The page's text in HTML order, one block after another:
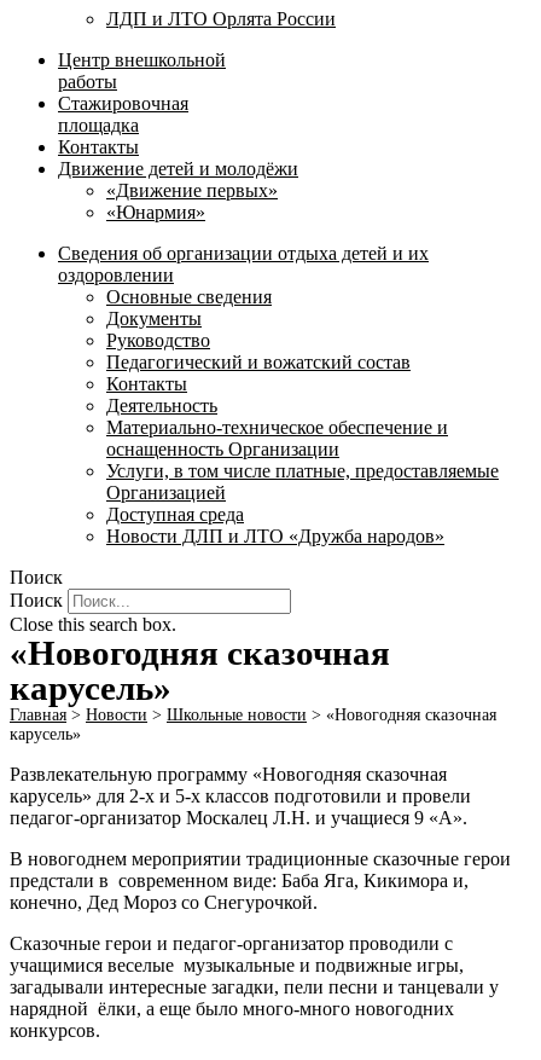
ЛДП и ЛТО Орлята России
Центр внешкольной
работы
Стажировочная
площадка
Контакты
Движение детей и молодёжи
«Движение первых»
«Юнармия»
Сведения об организации отдыха детей и их
оздоровлении
Основные сведения
Документы
Руководство
Педагогический и вожатский состав
Контакты
Деятельность
Материально-техническое обеспечение и
оснащенность Организации
Услуги, в том числе платные, предоставляемые
Организацией
Доступная среда
Новости ДЛП и ЛТО «Дружба народов»
Поиск
Поиск
Close this search box.
«Новогодняя сказочная
карусель»
Главная > Новости > Школьные новости > «Новогодняя сказочная
карусель»
Развлекательную программу «Новогодняя сказочная
карусель» для 2-х и 5-х классов подготовили и провели
педагог-организатор Москалец Л.Н. и учащиеся 9 «А».
В новогоднем мероприятии традиционные сказочные герои
предстали в современном виде: Баба Яга, Кикимора и,
конечно, Дед Мороз со Снегурочкой.
Сказочные герои и педагог-организатор проводили с
учащимися веселые музыкальные и подвижные игры,
загадывали интересные загадки, пели песни и танцевали у
нарядной ёлки, а еще было много-много новогодних
конкурсов.